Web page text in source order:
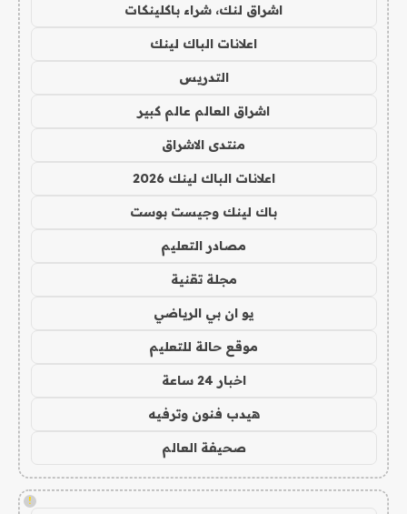
اشراق لنك، شراء باكلينكات
اعلانات الباك لينك
التدريس
اشراق العالم عالم كبير
منتدى الاشراق
اعلانات الباك لينك 2026
باك لينك وجيست بوست
مصادر التعليم
مجلة تقنية
يو ان بي الرياضي
موقع حالة للتعليم
اخبار 24 ساعة
هيدب فنون وترفيه
صحيفة العالم
!